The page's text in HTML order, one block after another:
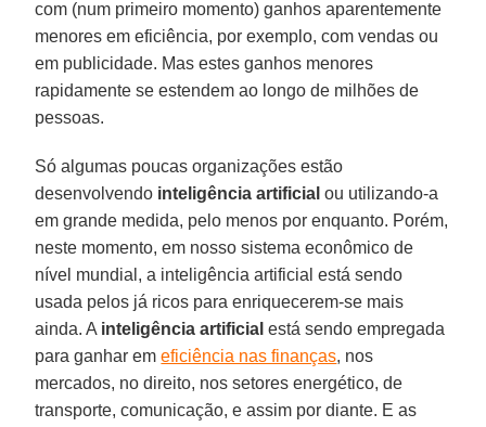
com (num primeiro momento) ganhos aparentemente
menores em eficiência, por exemplo, com vendas ou
em publicidade. Mas estes ganhos menores
rapidamente se estendem ao longo de milhões de
pessoas.
Só algumas poucas organizações estão
desenvolvendo inteligência artificial ou utilizando-a
em grande medida, pelo menos por enquanto. Porém,
neste momento, em nosso sistema econômico de
nível mundial, a inteligência artificial está sendo
usada pelos já ricos para enriquecerem-se mais
ainda. A inteligência artificial está sendo empregada
para ganhar emeficiência nas finanças, nos
mercados, no direito, nos setores energético, de
transporte, comunicação, e assim por diante. E as